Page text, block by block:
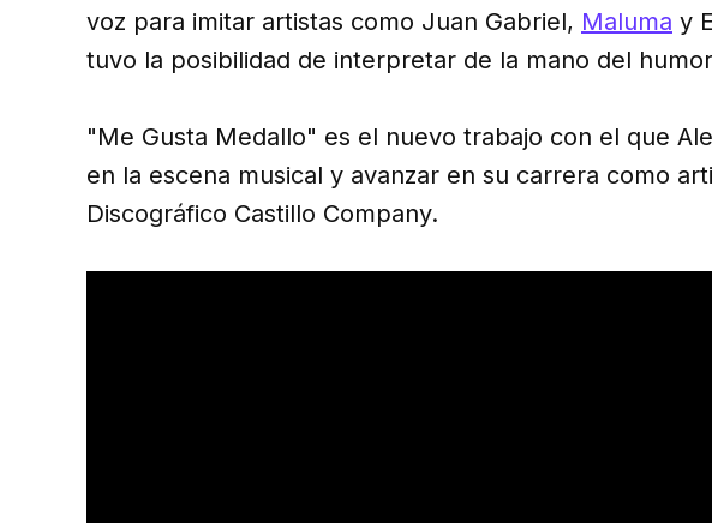
voz para imitar artistas como Juan Gabriel, Maluma y
tuvo la posibilidad de interpretar de la mano del
"Me Gusta Medallo" es el nuevo trabajo con el que
en la escena musical y avanzar en su carrera como
Discográfico Castillo Company.